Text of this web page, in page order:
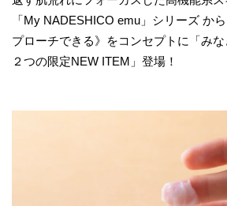
「My NADESHICO emu」シリーズ か
プローチできる》をコンセプトに「み
２つの限定NEW ITEM」登場！